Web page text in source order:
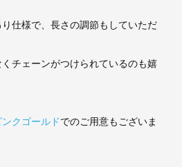
仕様で、長さの調節もしていただ
チェーンがつけられているのも嬉
ンクゴールド でのご用意もございま